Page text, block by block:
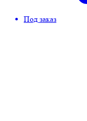
Под заказ